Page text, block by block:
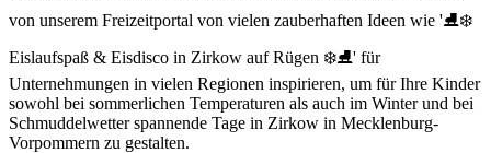
von unserem Freizeitportal von vielen zauberhaften Ideen wie '⛸️❄️
Eislaufspaß & Eisdisco in Zirkow auf Rügen ❄️⛸' für
Unternehmungen in vielen Regionen inspirieren, um für Ihre Kinder
sowohl bei sommerlichen Temperaturen als auch im Winter und bei
Schmuddelwetter spannende Tage in Zirkow in Mecklenburg-
Vorpommern zu gestalten.